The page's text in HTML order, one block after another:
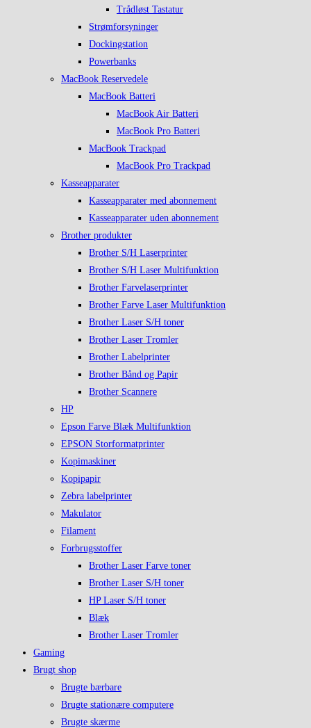
Trådløst Tastatur
Strømforsyninger
Dockingstation
Powerbanks
MacBook Reservedele
MacBook Batteri
MacBook Air Batteri
MacBook Pro Batteri
MacBook Trackpad
MacBook Pro Trackpad
Kasseapparater
Kasseapparater med abonnement
Kasseapparater uden abonnement
Brother produkter
Brother S/H Laserprinter
Brother S/H Laser Multifunktion
Brother Farvelaserprinter
Brother Farve Laser Multifunktion
Brother Laser S/H toner
Brother Laser Tromler
Brother Labelprinter
Brother Bånd og Papir
Brother Scannere
HP
Epson Farve Blæk Multifunktion
EPSON Storformatprinter
Kopimaskiner
Kopipapir
Zebra labelprinter
Makulator
Filament
Forbrugsstoffer
Brother Laser Farve toner
Brother Laser S/H toner
HP Laser S/H toner
Blæk
Brother Laser Tromler
Gaming
Brugt shop
Brugte bærbare
Brugte stationære computere
Brugte skærme